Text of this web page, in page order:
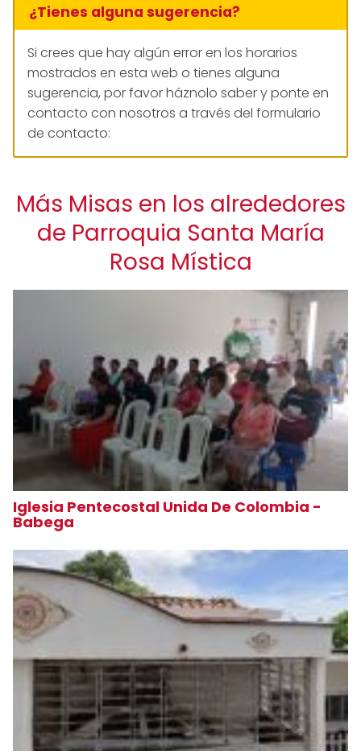
¿Tienes alguna sugerencia?
Si crees que hay algún error en los horarios
mostrados en esta web o tienes alguna
sugerencia, por favor háznolo saber y ponte en
contacto con nosotros a través del formulario
de contacto:
Más Misas en los alrededores
de Parroquia Santa María
Rosa Mística
Iglesia Pentecostal Unida De Colombia -
Babega